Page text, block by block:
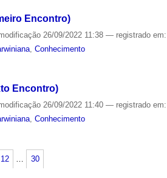
Encontro)
26/09/2022 11:38— registrado em:
,Conhecimento
Encontro)
26/09/2022 11:40— registrado em:
,Conhecimento
12 30